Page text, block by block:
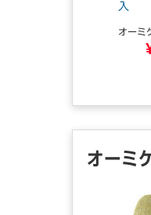
入
オーミ
オーミ